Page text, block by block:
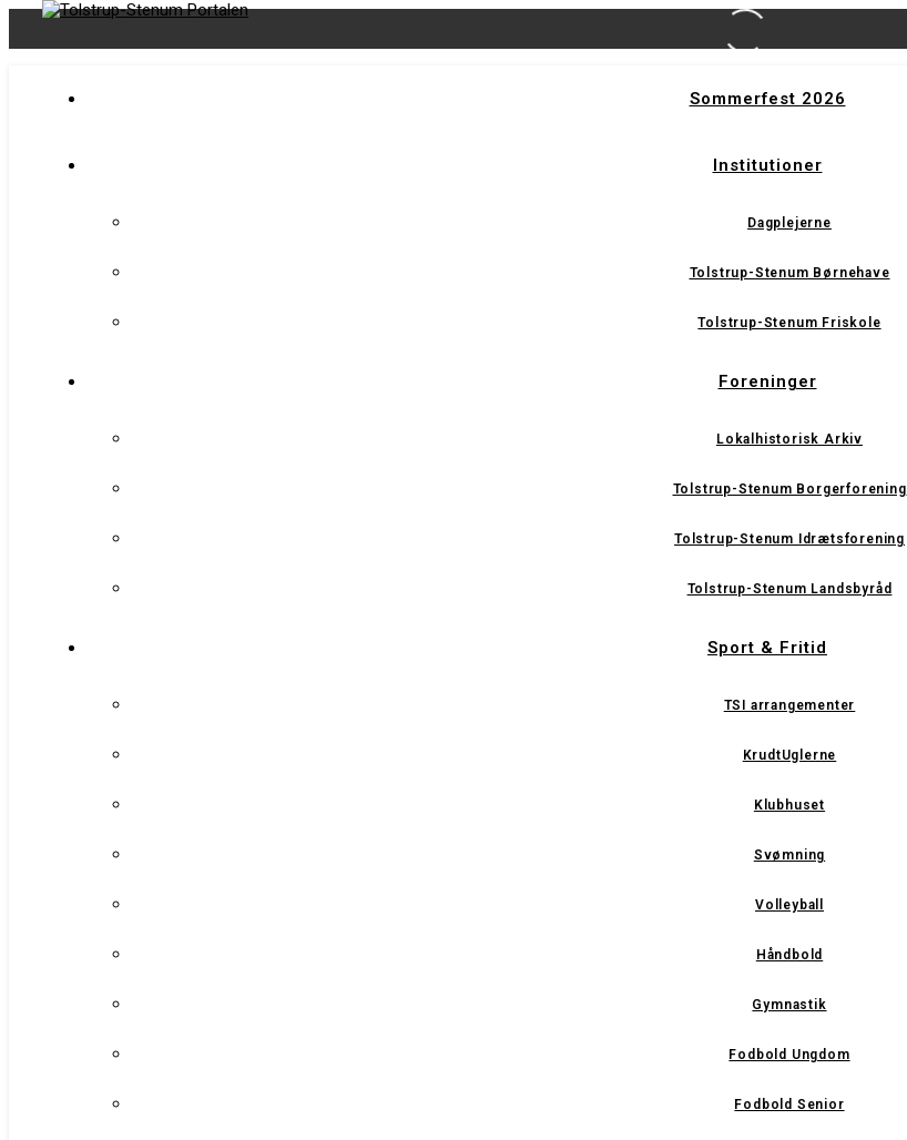
Sommerfest 2026
Institutioner
Dagplejerne
Tolstrup-Stenum Børnehave
Tolstrup-Stenum Friskole
Foreninger
Lokalhistorisk Arkiv
Tolstrup-Stenum Borgerforening
Tolstrup-Stenum Idrætsforening
Tolstrup-Stenum Landsbyråd
Sport & Fritid
TSI arrangementer
KrudtUglerne
Klubhuset
Svømning
Volleyball
Håndbold
Gymnastik
Fodbold Ungdom
Fodbold Senior